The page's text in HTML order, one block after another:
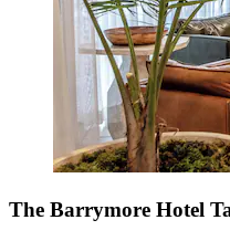
The Barrymore Hotel